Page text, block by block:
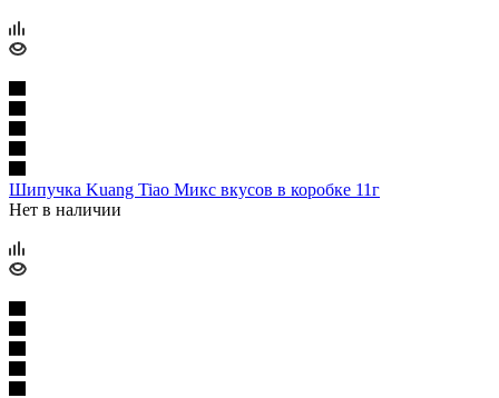
Шипучка Kuang Tiao Микс вкусов в коробке 11г
Нет в наличии